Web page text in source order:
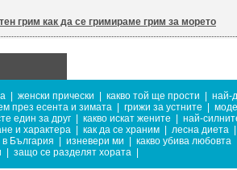
грим как да се гримираме грим за морето
женски прически какво той ще прости
най-
през есента и зимата
грижи за устните
един за друг
какво искат жените
най-
и характера
как да се храним лесна диета
България
изневери ми какво убива любовта
защо се разделят хората